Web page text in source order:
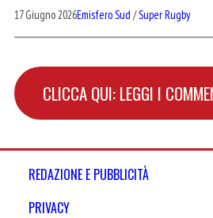
17 Giugno 2026Emisfero Sud /Super Rugby
CLICCA QUI: LEGGI I
REDAZIONE E PUBBLICITÀ
PRIVACY